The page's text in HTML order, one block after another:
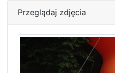
Przeglądaj zdjęcia